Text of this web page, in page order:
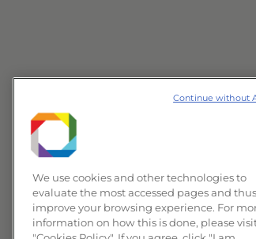
We use cookies and other technologies to
evaluate the most accessed pages and thus
improve your browsing experience. For
information on how this is done, please
Continue without